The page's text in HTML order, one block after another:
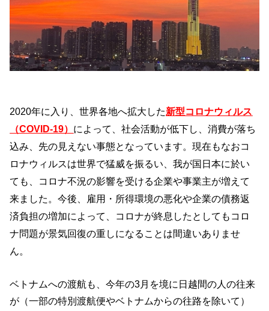
2020年に入り、世界各地へ拡大した新型コロナウィルス
（COVID-19） によって、社会活動が低下し、消費が落ち
込み、先の見えない事態となっています。現在もなおコ
ロナウィルスは世界で猛威を振るい、我が国日本に於い
ても、コロナ不況の影響を受ける企業や事業主が増えて
来ました。今後、雇用・所得環境の悪化や企業の債務返
済負担の増加によって、コロナが終息したとしてもコロ
ナ問題が景気回復の重しになることは間違いありませ
ん。
ベトナムへの渡航も、今年の3月を境に日越間の人の往来
が（一部の特別渡航便やベトナムからの往路を除いて）